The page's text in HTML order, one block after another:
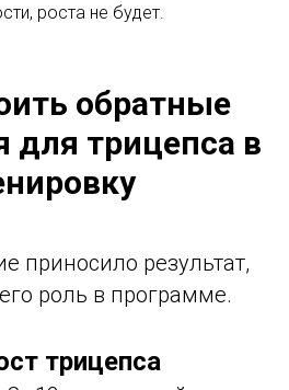
роста не будет.
обратные
трицепса в
приносило результат,
роль в программе.
трицепса